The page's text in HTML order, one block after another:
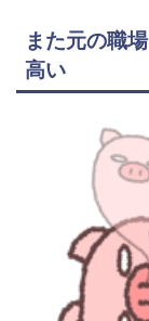
また元の職
高い